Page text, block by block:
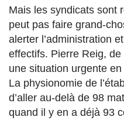
Mais les syndicats sont
peut pas faire grand-
alerter l’administration
effectifs. Pierre Reig,
une situation urgente
La physionomie de
d’aller au-delà de 98
quand il y en a déjà 93